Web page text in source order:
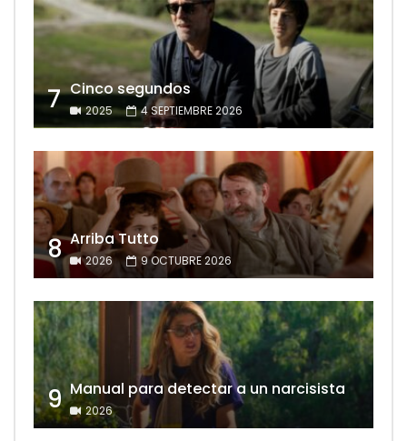
7 Cinco segundos
2025 4 SEPTIEMBRE 2026
8 Arriba Tutto
2026 9 OCTUBRE 2026
9 Manual para detectar a un narcisista
2026